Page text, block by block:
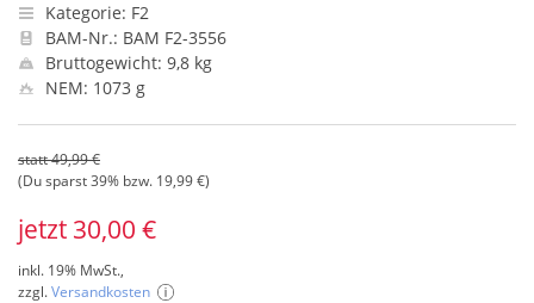
Kategorie: F2
BAM-Nr.: BAM F2-3556
Bruttogewicht: 9,8 kg
NEM: 1073 g
statt 49,99 €
(Du sparst 39% bzw. 19,99 €)
jetzt 30,00 €
inkl. 19% MwSt.,
zzgl.Versandkosten